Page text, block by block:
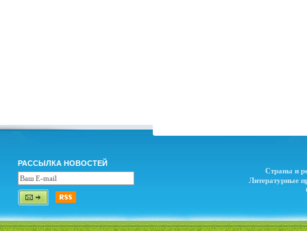
РАССЫЛКА НОВОСТЕЙ
Страны и
Литературные